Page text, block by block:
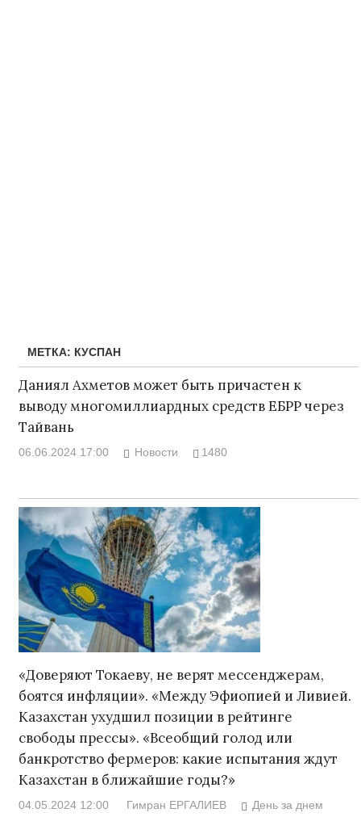
МЕТКА: КУСПАН
Даниял Ахметов может быть причастен к
выводу многомиллиардных средств ЕБРР через
Тайвань
06.06.2024 17:00 Новости 1480
«Доверяют Токаеву, не верят мессенджерам,
боятся инфляции». «Между Эфиопией и Ливией.
Казахстан ухудшил позиции в рейтинге
свободы прессы». «Всеобщий голод или
банкротство фермеров: какие испытания ждут
Казахстан в ближайшие годы?»
04.05.2024 12:00 Гимран ЕРГАЛИЕВ
День за днем